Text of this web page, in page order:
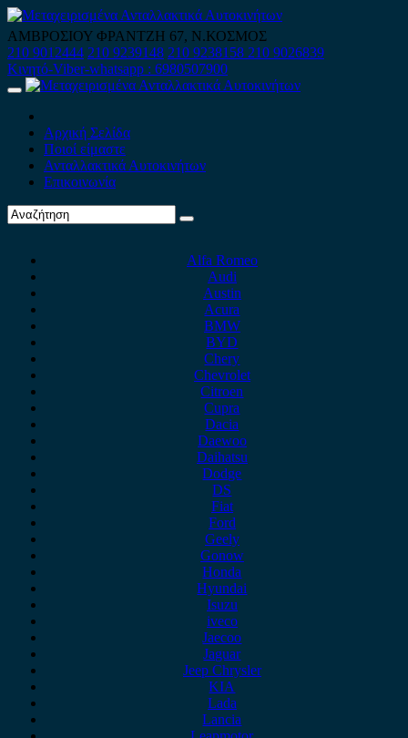
Skip
to
content
ΑΜΒΡΟΣΙΟΥ ΦΡΑΝΤΖΗ 67, Ν.ΚΟΣΜΟΣ
210 9012444 210 9239148 210 9238158 210 9026839
Κινητό-Viber-whatsapp : 6980507900
Primary
Αρχική Σελίδα
Ποιοί είμαστε
Ανταλλακτικά Αυτοκινήτων
Επικοινωνία
Alfa Romeo
Audi
Austin
Acura
BMW
BYD
Chery
Chevrolet
Citroen
Cupra
Dacia
Daewoo
Daihatsu
Dodge
DS
Fiat
Ford
Geely
Gonow
Honda
Hyundai
Isuzu
iveco
Jaecoo
Jaguar
Jeep Chrysler
KIA
Lada
Lancia